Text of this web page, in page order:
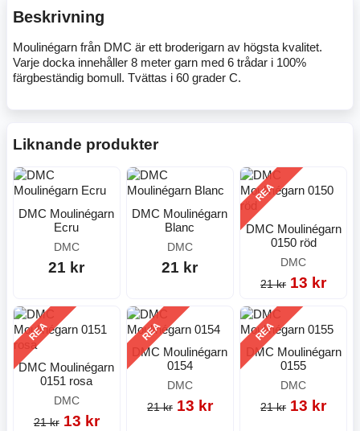
Beskrivning
Moulinégarn från DMC är ett broderigarn av högsta kvalitet.
Varje docka innehåller 8 meter garn med 6 trådar i 100%
färgbeständig bomull. Tvättas i 60 grader C.
Liknande produkter
DMC Moulinégarn
Ecru
DMC
21 kr
DMC Moulinégarn
Blanc
DMC
21 kr
REA
DMC Moulinégarn
0150 röd
DMC
21 kr 13 kr
REA
DMC Moulinégarn
0151 rosa
DMC
21 kr 13 kr
REA
DMC Moulinégarn
0154
DMC
21 kr 13 kr
REA
DMC Moulinégarn
0155
DMC
21 kr 13 kr